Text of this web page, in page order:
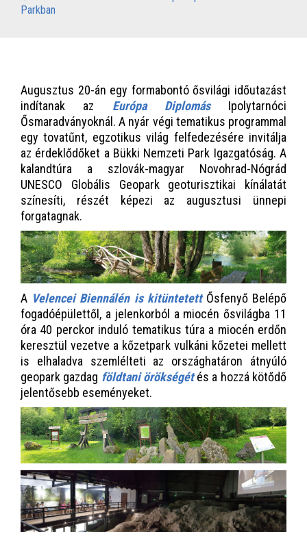
Parkban
Augusztus 20-án egy formabontó ősvilági időutazást
indítanak az Európa DiplomásIpolytarnóci
Ősmaradványoknál. A nyár végi tematikus programmal
egy tovatűnt, egzotikus világ felfedezésére invitálja
az érdeklődőket a Bükki Nemzeti Park Igazgatóság. A
kalandtúra a szlovák-magyar Novohrad-Nógrád
UNESCO Globális Geopark geoturisztikai kínálatát
színesíti, részét képezi az augusztusi ünnepi
forgatagnak.
A Velencei Biennálén is kitüntetettŐsfenyő Belépő
fogadóépülettől, a jelenkorból a miocén ősvilágba 11
óra 40 perckor induló tematikus túra a miocén erdőn
keresztül vezetve a kőzetpark vulkáni kőzetei mellett
is elhaladva szemlélteti az országhatáron átnyúló
geopark gazdag földtani örökségétés a hozzá kötődő
jelentősebb eseményeket.